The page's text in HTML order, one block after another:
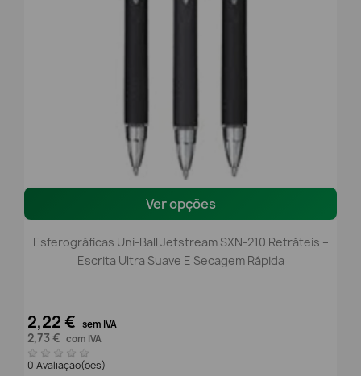
Ver opções
Esferográficas Uni-Ball Jetstream SXN-210 Retráteis –
Escrita Ultra Suave E Secagem Rápida
2,22 € sem IVA
2,73 € com IVA
0 Avaliação(ões)